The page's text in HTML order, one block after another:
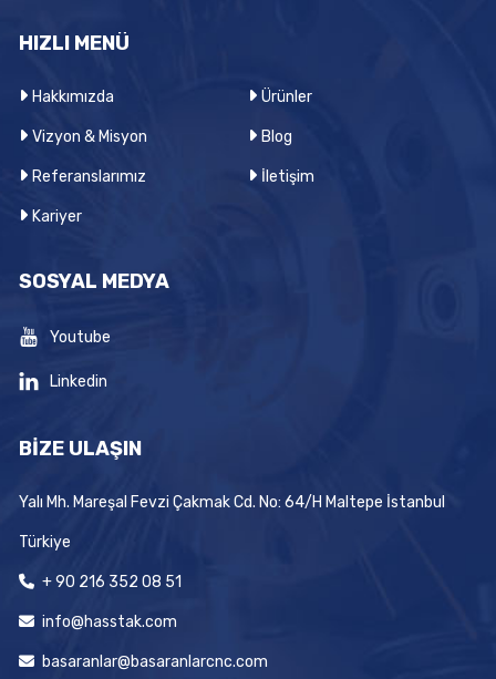
HIZLI MENÜ
Hakkımızda
Vizyon & Misyon
Referanslarımız
Kariyer
Ürünler
Blog
İletişim
SOSYAL MEDYA
Youtube
Linkedin
BİZE ULAŞIN
Yalı Mh. Mareşal Fevzi Çakmak Cd. No: 64/H Maltepe İstanbul
Türkiye
+ 90 216 352 08 51
info@hasstak.com
basaranlar@basaranlarcnc.com